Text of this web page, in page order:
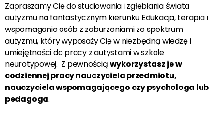
Zapraszamy Cię do studiowania i zgłębiania świata
autyzmu na fantastycznym kierunku Edukacja, terapia i
wspomaganie osób z zaburzeniami ze spektrum
autyzmu, który wyposaży Cię w niezbędną wiedzę i
umiejętności do pracy z autystami w szkole
neurotypowej. Z pewnością wykorzystasz je w
codziennej pracy nauczyciela przedmiotu,
nauczyciela wspomagającego czy psychologa lub
pedagoga.